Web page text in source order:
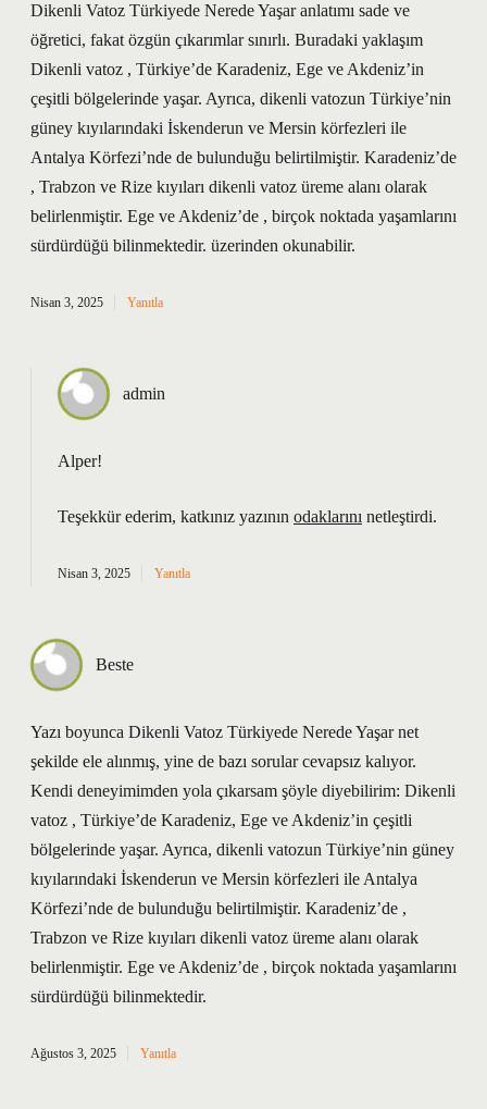
Dikenli Vatoz Türkiyede Nerede Yaşar anlatımı sade ve
öğretici, fakat özgün çıkarımlar sınırlı. Buradaki yaklaşım
Dikenli vatoz , Türkiye’de Karadeniz, Ege ve Akdeniz’in
çeşitli bölgelerinde yaşar. Ayrıca, dikenli vatozun Türkiye’nin
güney kıyılarındaki İskenderun ve Mersin körfezleri ile
Antalya Körfezi’nde de bulunduğu belirtilmiştir. Karadeniz’de
, Trabzon ve Rize kıyıları dikenli vatoz üreme alanı olarak
belirlenmiştir. Ege ve Akdeniz’de , birçok noktada yaşamlarını
sürdürdüğü bilinmektedir. üzerinden okunabilir.
Nisan 3, 2025 Yanıtla
admin
Alper!
Teşekkür ederim, katkınız yazının odaklarını netleştirdi.
Nisan 3, 2025 Yanıtla
Beste
Yazı boyunca Dikenli Vatoz Türkiyede Nerede Yaşar net
şekilde ele alınmış, yine de bazı sorular cevapsız kalıyor.
Kendi deneyimimden yola çıkarsam şöyle diyebilirim: Dikenli
vatoz , Türkiye’de Karadeniz, Ege ve Akdeniz’in çeşitli
bölgelerinde yaşar. Ayrıca, dikenli vatozun Türkiye’nin güney
kıyılarındaki İskenderun ve Mersin körfezleri ile Antalya
Körfezi’nde de bulunduğu belirtilmiştir. Karadeniz’de ,
Trabzon ve Rize kıyıları dikenli vatoz üreme alanı olarak
belirlenmiştir. Ege ve Akdeniz’de , birçok noktada yaşamlarını
sürdürdüğü bilinmektedir.
Ağustos 3, 2025 Yanıtla